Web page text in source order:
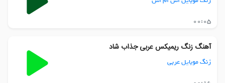
00:05
آهنگ زنگ ریمیکس عربی جذاب شاد
زنگ موبایل عربی